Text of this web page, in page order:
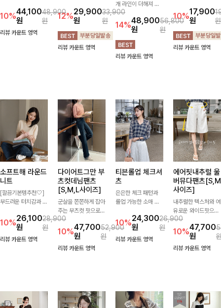
는 블라우스입니다.
자연스럽게 잡힌 셔링
과 봉긋한 소매가 여
10%44,100
원
48,900
원
리뷰 카운트 영역
더해져 캐주얼하면서
도 세련된 무드를 연
출해주는 니트- 가볍
고 부드러운 착용감으
로 단독은 물론 데일
12%29,900
원
33,900
원
리뷰 카운트 영역
개 라인이 더해져 다
리 라인을 더욱 길고
슬림하게 연출해주는
5부 데님 반바지 🤍
부담 없는 기장과 여
유로운 핏으로 편안하
게 착용되며 다양한
14%48,900
원
56,800
원
리뷰 카운트 영역
자인으로 데일리하게
즐기기 좋은 티셔츠-
소매 라벨 디테일이
은은한 포인트를 더해
심플하면서도 센스 있
10%17,900
원
원
리뷰 카운트 영역
소프트해 라운드
니트
[깔끔기본템추천🤍]
부드러운 터치감과 군
로 매일 손이 가는 자
체제작 니트입니다.
자연스럽게 떨어지는
10%26,100
원
28,900
원
리뷰 카운트 영역
다이어트그만 부
츠컷데님팬츠
[S,M,L사이즈]
군살을 쫀쫀하게 잡아
주는 부츠컷 핏으로
다리 라인을 이쁘고
깔끔하게 만들어주고
진청 색감으로 더욱
슬림해보이는 효과를
10%47,700
원
52,900
원
리뷰 카운트 영역
티븐롤업 체크셔
츠
은은한 체크 패턴과
롤업 가능한 소매 디
를 연출하실 수 있어
요🌿 차르르 흐르는
가벼운 소재와 여유로
10%24,300
원
26,900
원
리뷰 카운트 영역
에어핏내추럴 울
버뮤다팬츠[S,M
사이즈]
내추럴한 텍스처와 여
유로운 와이드핏으로
군살은 자연스럽게 커
버해드리는 버뮤다 팬
츠 🤍 깔끔한 허리 디
테일과 편안한 착용감
10%47,700
원
리뷰 카운트 영역